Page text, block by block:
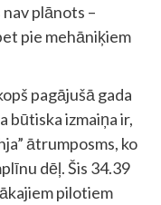
plānots –
pie mehāniķiem
pagājušā gada
būtiska izmaiņa ir,
ātrumposms, ko
dēļ. Šis 34.39
pilotiem